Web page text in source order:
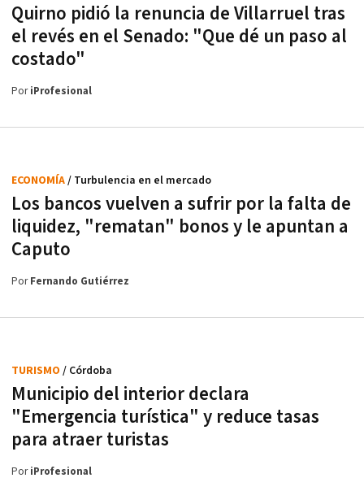
Quirno pidió la renuncia de Villarruel tras
el revés en el Senado: "Que dé un paso al
costado"
PoriProfesional
Los bancos vuelven a sufrir por la falta de
liquidez, "rematan" bonos y le apuntan a
Caputo
ECONOMÍA/ Turbulencia en el mercado
PorFernando Gutiérrez
Municipio del interior declara
"Emergencia turística" y reduce tasas
para atraer turistas
TURISMO / Córdoba
PoriProfesional